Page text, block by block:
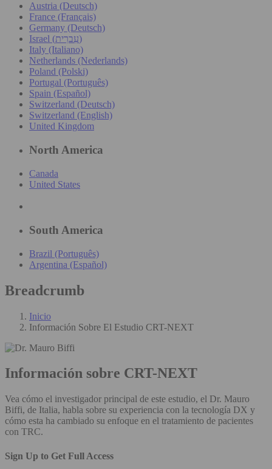
Austria (Deutsch)
France (Français)
Germany (Deutsch)
Israel (עִברִית)
Italy (Italiano)
Netherlands (Nederlands)
Poland (Polski)
Portugal (Português)
Spain (Español)
Switzerland (Deutsch)
Switzerland (English)
United Kingdom
North America
Canada
United States
South America
Brazil (Português)
Argentina (Español)
Breadcrumb
Inicio
Información Sobre El Estudio CRT-NEXT
Información sobre CRT-NEXT
Vea cómo el investigador principal de este estudio, el Dr. Mauro
Biffi, de Italia, habla sobre su experiencia con la tecnología DX y
cómo esta ha cambiado su enfoque en el tratamiento de pacientes
con TRC.
Sign Up to Get Full Access